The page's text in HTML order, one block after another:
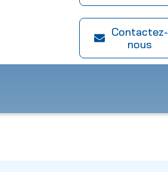
Contactez-
nous